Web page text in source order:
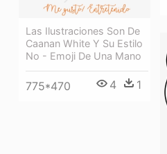
Las Ilustraciones Son De
Caanan White Y Su Estilo
No - Emoji De Una Mano
775*470 4 1